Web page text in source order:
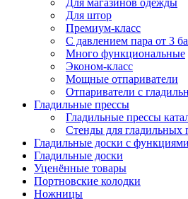
Для штор
Премиум-класс
С давлением пара от 3
Много функциональные
Эконом-класс
Мощные отпариватели
Отпариватели с
Гладильные прессы
Гладильные прессы
Стенды для гладильных
Гладильные доски с функциями
Гладильные доски
Уценённые товары
Портновские колодки
Ножницы